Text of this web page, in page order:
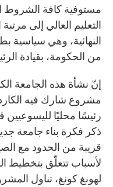
مستوفية كافة
التعليم العالي إلى
النهائية، وهي سياسية
من الحكومة، بقيادة
إنّ نشأة هذه الجامعة
مشروع شارك فيه
رئيسًا محليًا لليسوعيين
ذكر فكرة بناء جامعة
قريبة من الحدود مع
لأسباب تتعلّق بتخطيط
لهونغ كونغ، تناول